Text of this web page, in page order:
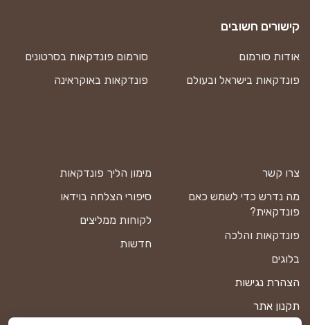
צרו קשר
מה נדרש כדי לשמש כאם
פונדקאית?
פונדקאות והלכה
בלוגים
הצהרת נגישות
תקנון אתר
מימון הליך פונדקאות
סיפורי הצלחה בוידאו
לקוחות ממליצים
חדשות
קישורים חשובים
אודות סורמום
סורמום פונדקאות בסרטונים
פונדקאות בישראל ובעולם
פונדקאות באוקראינה